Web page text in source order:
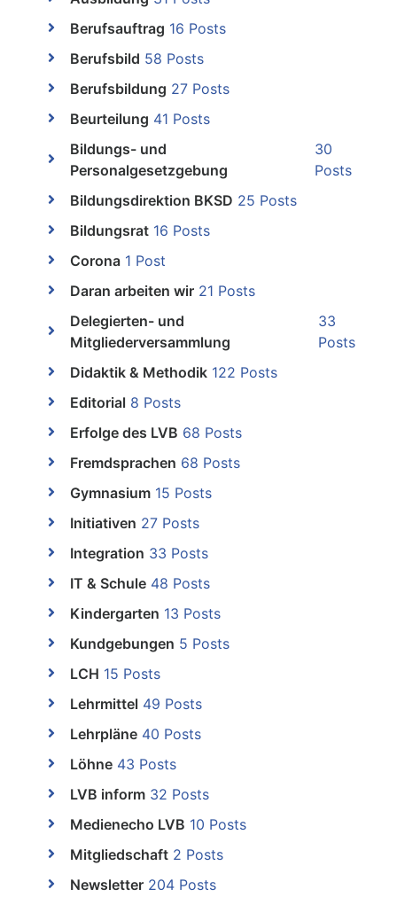
Berufsauftrag 16 Posts
Berufsbild 58 Posts
Berufsbildung 27 Posts
Beurteilung 41 Posts
Bildungs- und
Personalgesetzgebung
30
Posts
Bildungsdirektion BKSD 25 Posts
Bildungsrat 16 Posts
Corona 1 Post
Daran arbeiten wir 21 Posts
Delegierten- und
Mitgliederversammlung
33
Posts
Didaktik & Methodik 122 Posts
Editorial 8 Posts
Erfolge des LVB 68 Posts
Fremdsprachen 68 Posts
Gymnasium 15 Posts
Initiativen 27 Posts
Integration 33 Posts
IT & Schule 48 Posts
Kindergarten 13 Posts
Kundgebungen 5 Posts
LCH 15 Posts
Lehrmittel 49 Posts
Lehrpläne 40 Posts
Löhne 43 Posts
LVB inform 32 Posts
Medienecho LVB 10 Posts
Mitgliedschaft 2 Posts
Newsletter 204 Posts